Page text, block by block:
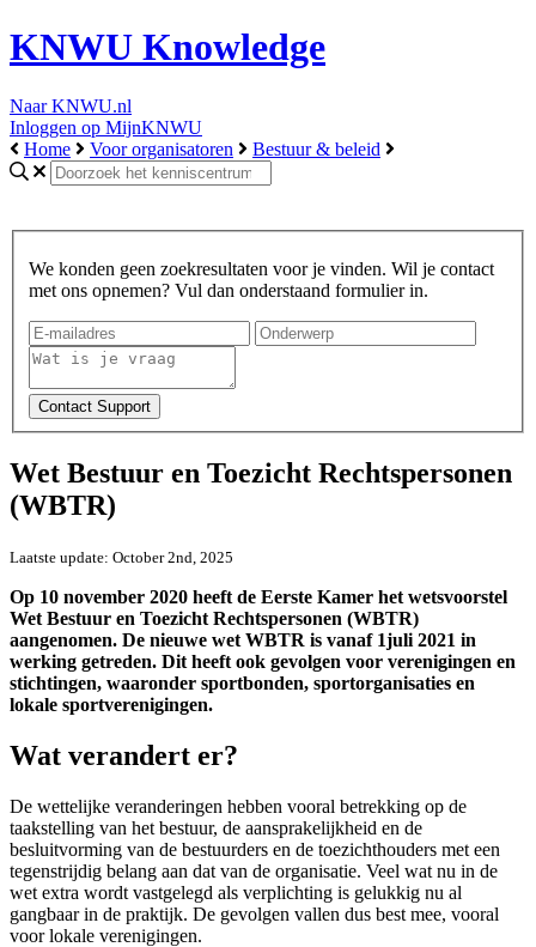
KNWU Knowledge
Naar KNWU.nl
Inloggen op MijnKNWU
Home
Voor organisatoren Bestuur & beleid
We konden geen zoekresultaten voor je vinden. Wil je contact
met ons opnemen? Vul dan onderstaand formulier in.
Wet Bestuur en Toezicht Rechtspersonen
(WBTR)
Laatste update: October 2nd, 2025
Op 10 november 2020 heeft de Eerste Kamer het wetsvoorstel
Wet Bestuur en Toezicht Rechtspersonen (WBTR)
aangenomen. De nieuwe wet WBTR is vanaf 1juli 2021 in
werking getreden. Dit heeft ook gevolgen voor verenigingen en
stichtingen, waaronder sportbonden, sportorganisaties en
lokale sportverenigingen.
Wat verandert er?
De wettelijke veranderingen hebben vooral betrekking op de
taakstelling van het bestuur, de aansprakelijkheid en de
besluitvorming van de bestuurders en de toezichthouders met een
tegenstrijdig belang aan dat van de organisatie. Veel wat nu in de
wet extra wordt vastgelegd als verplichting is gelukkig nu al
gangbaar in de praktijk. De gevolgen vallen dus best mee, vooral
voor lokale verenigingen.